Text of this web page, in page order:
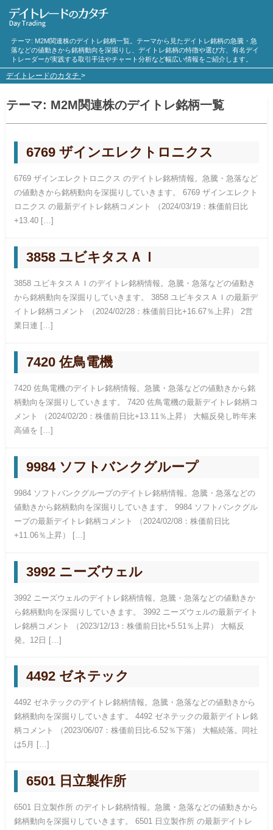
テーマ: M2M関連株のデイトレ銘柄一覧。テーマから見たデイトレ銘柄の急騰・急
落などの値動きから銘柄動向を深掘りし、デイトレ銘柄の特徴や選び方、有名デイ
トレーダーが実践する取引手法やチャート分析など幅広い情報をご紹介します。
デイトレードのカタチ >
テーマ: M2M関連株のデイトレ銘柄一覧
6769 ザインエレクトロニクス
6769 ザインエレクトロニクス のデイトレ銘柄情報。急騰・急落など
の値動きから銘柄動向を深掘りしていきます。 6769 ザインエレクト
ロニクス の最新デイトレ銘柄コメント （2024/03/19：株価前日比
+13.40 […]
3858 ユビキタスＡＩ
3858 ユビキタスＡＩのデイトレ銘柄情報。急騰・急落などの値動き
から銘柄動向を深掘りしていきます。 3858 ユビキタスＡＩの最新デ
イトレ銘柄コメント （2024/02/28：株価前日比+16.67％上昇） 2営
業日連 […]
7420 佐鳥電機
7420 佐鳥電機のデイトレ銘柄情報。急騰・急落などの値動きから銘
柄動向を深掘りしていきます。 7420 佐鳥電機の最新デイトレ銘柄コ
メント （2024/02/20：株価前日比+13.11％上昇） 大幅反発し昨年来
高値を […]
9984 ソフトバンクグループ
9984 ソフトバンクグループのデイトレ銘柄情報。急騰・急落などの
値動きから銘柄動向を深掘りしていきます。 9984 ソフトバンクグル
ープの最新デイトレ銘柄コメント （2024/02/08：株価前日比
+11.06％上昇） […]
3992 ニーズウェル
3992 ニーズウェルのデイトレ銘柄情報。急騰・急落などの値動きか
ら銘柄動向を深掘りしていきます。 3992 ニーズウェルの最新デイト
レ銘柄コメント （2023/12/13：株価前日比+5.51％上昇） 大幅反
発。12日 […]
4492 ゼネテック
4492 ゼネテックのデイトレ銘柄情報。急騰・急落などの値動きから
銘柄動向を深掘りしていきます。 4492 ゼネテックの最新デイトレ銘
柄コメント （2023/06/07：株価前日比-6.52％下落） 大幅続落。同社
は5月 […]
6501 日立製作所
6501 日立製作所 のデイトレ銘柄情報。急騰・急落などの値動きから
銘柄動向を深掘りしていきます。 6501 日立製作所 の最新デイトレ